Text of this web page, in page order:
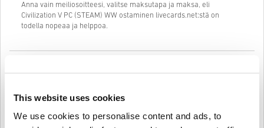
This website uses cookies
We use cookies to personalise content and ads, to
Anna vain meiliosoitteesi, valitse maksutapa ja maksa, eli
Civilization V PC (STEAM) WW ostaminen livecards.net:stä on
todella nopeaa ja helppoa.
Uusi Livecards.netissä? Digitaalisten koodien ostaminen on nopeaa
Pre-Ordertuotteet ovat tilattavissa ennakkoon ja ne